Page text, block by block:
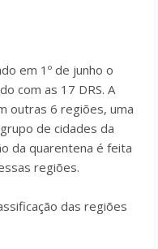
em 1º de junho o
com as 17 DRS. A
outras 6 regiões, uma
de cidades da
da quarentena é feita
regiões.
das regiões